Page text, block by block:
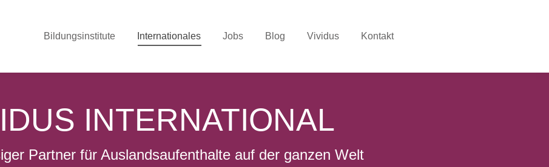
Bildungsinstitute Internationales Jobs Blog Vividus Kontakt
INTERNATIONAL
Partner für Aus­lands­auf­ent­halte auf der ganzen Welt